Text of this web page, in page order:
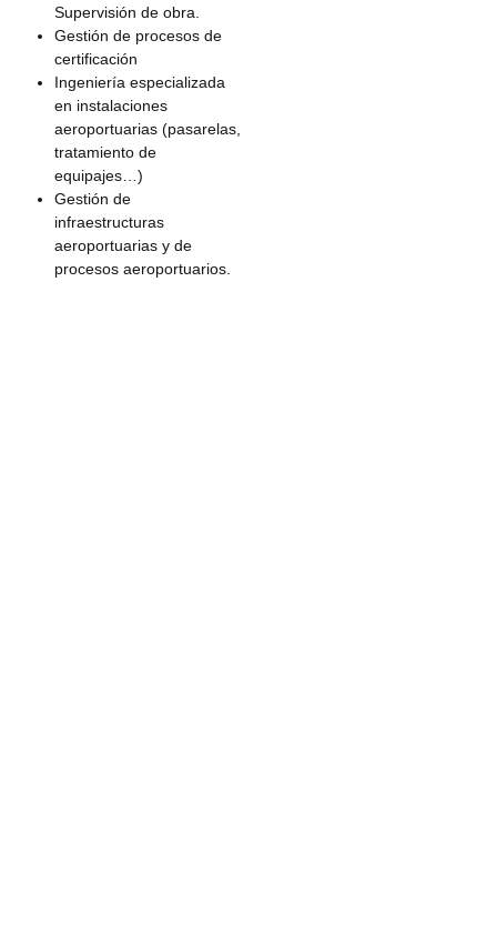
Supervisión de obra.
Gestión de procesos de
certificación
Ingeniería especializada
en instalaciones
aeroportuarias (pasarelas,
tratamiento de
equipajes…)
Gestión de
infraestructuras
aeroportuarias y de
procesos aeroportuarios.